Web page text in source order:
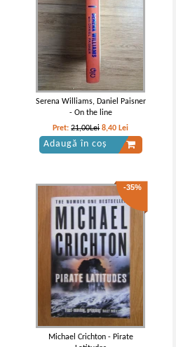
Gabriel Garcia Marquez - Un veac de
singuratate
Gabriel Garcia Marquez - One
hundred years of solitude
Serena Williams, Daniel Paisner
- On the line
Pret:21,00Lei 8,40 Lei
Adaugă în coș
-35%
Michael Crichton - Pirate